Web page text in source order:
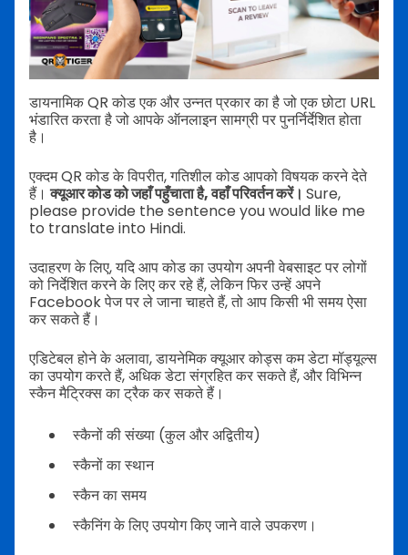
डायनामिक QR कोड एक और उन्नत प्रकार का है जो एक छोटा URL
भंडारित करता है जो आपके ऑनलाइन सामग्री पर पुनर्निर्देशित होता
है।
एक्दम QR कोड के विपरीत, गतिशील कोड आपको विषयक करने देते
हैं।क्यूआर कोड को जहाँ पहुँचाता है, वहाँ परिवर्तन करें। Sure,
please provide the sentence you would like me
to translate into Hindi.
उदाहरण के लिए, यदि आप कोड का उपयोग अपनी वेबसाइट पर लोगों
को निर्देशित करने के लिए कर रहे हैं, लेकिन फिर उन्हें अपने
Facebook पेज पर ले जाना चाहते हैं, तो आप किसी भी समय ऐसा
कर सकते हैं।
एडिटेबल होने के अलावा, डायनेमिक क्यूआर कोड्स कम डेटा मॉड्यूल्स
का उपयोग करते हैं, अधिक डेटा संग्रहित कर सकते हैं, और विभिन्न
स्कैन मैट्रिक्स का ट्रैक कर सकते हैं।
स्कैनों की संख्या (कुल और अद्वितीय)
स्कैनों का स्थान
स्कैन का समय
स्कैनिंग के लिए उपयोग किए जाने वाले उपकरण।